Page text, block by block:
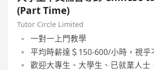
(Part Time)
Tutor Circle Limited
一對一上門教學
平均時薪達＄150-600/小時，視乎
歡迎大專生、大學生、已就業人士